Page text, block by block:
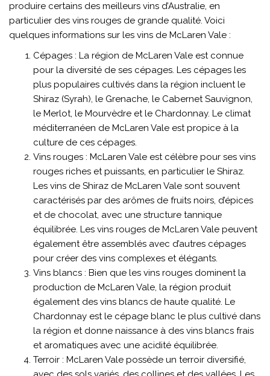
produire certains des meilleurs vins d’Australie, en
particulier des vins rouges de grande qualité. Voici
quelques informations sur les vins de McLaren Vale :
Cépages : La région de McLaren Vale est connue
pour la diversité de ses cépages. Les cépages les
plus populaires cultivés dans la région incluent le
Shiraz (Syrah), le Grenache, le Cabernet Sauvignon,
le Merlot, le Mourvèdre et le Chardonnay. Le climat
méditerranéen de McLaren Vale est propice à la
culture de ces cépages.
Vins rouges : McLaren Vale est célèbre pour ses vins
rouges riches et puissants, en particulier le Shiraz.
Les vins de Shiraz de McLaren Vale sont souvent
caractérisés par des arômes de fruits noirs, d’épices
et de chocolat, avec une structure tannique
équilibrée. Les vins rouges de McLaren Vale peuvent
également être assemblés avec d’autres cépages
pour créer des vins complexes et élégants.
Vins blancs : Bien que les vins rouges dominent la
production de McLaren Vale, la région produit
également des vins blancs de haute qualité. Le
Chardonnay est le cépage blanc le plus cultivé dans
la région et donne naissance à des vins blancs frais
et aromatiques avec une acidité équilibrée.
Terroir : McLaren Vale possède un terroir diversifié,